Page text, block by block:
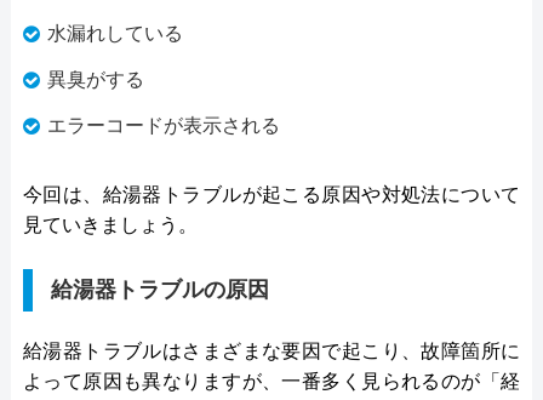
水漏れしている
異臭がする
エラーコードが表示される
今回は、給湯器トラブルが起こる原因や対処法について
見ていきましょう。
給湯器トラブルの原因
給湯器トラブルはさまざまな要因で起こり、故障箇所に
よって原因も異なりますが、一番多く見られるのが「経